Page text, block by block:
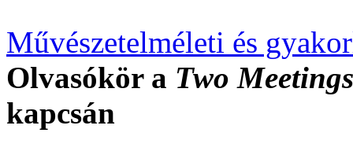
Művészetelméleti és
Olvasókör a Two
kapcsán